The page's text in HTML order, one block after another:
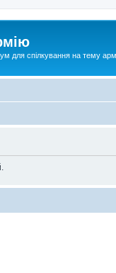
для спілкування на тему